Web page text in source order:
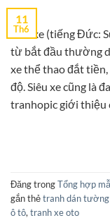
11
Th6
Siêu xe (tiếng Đức:
từ bắt đầu thường
xe thể thao đắt
độ. Siêu xe cũng là
tranhopic giới thiệu
Đăng trongTổng hợp
gắn thẻtranh dán
ô tô, tranh xe oto